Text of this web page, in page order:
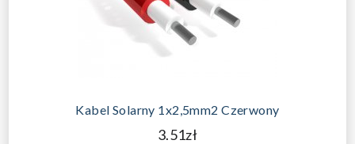
Kabel Solarny 1x2,5mm2 Czerwony
3.51zł